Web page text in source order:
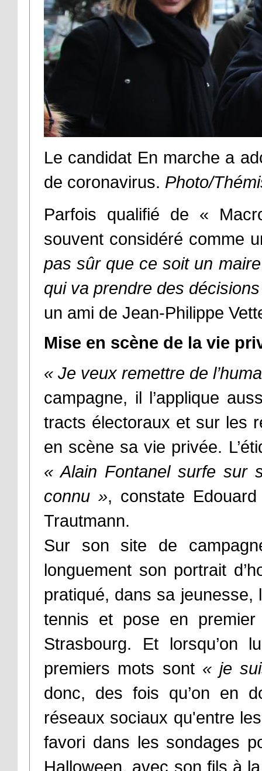
Le candidat En marche a
de coronavirus. Photo/
Parfois qualifié de «
souvent considéré comme
pas sûr que ce soit un
qui va prendre des
un ami de Jean-Philippe
Mise en scène de la vie
« Je veux remettre de
campagne, il l’applique
tracts électoraux et sur les
en scène sa vie privée.
« Alain Fontanel surfe sur
connu », constate
Trautmann.
Sur son site de
longuement son portrait
pratiqué, dans sa jeunesse,
tennis et pose en
Strasbourg. Et lorsqu’on
premiers mots sont « je
donc, des fois qu’on en
réseaux sociaux qu'entre
favori dans les sondages
Halloween, avec son fils à